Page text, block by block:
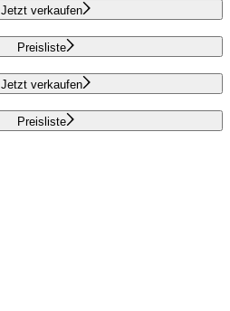
Jetzt verkaufen
Preisliste
Jetzt verkaufen
Preisliste